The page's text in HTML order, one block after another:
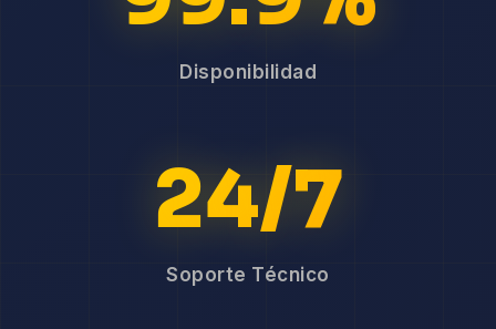
Disponibilidad
24/7
Soporte Técnico